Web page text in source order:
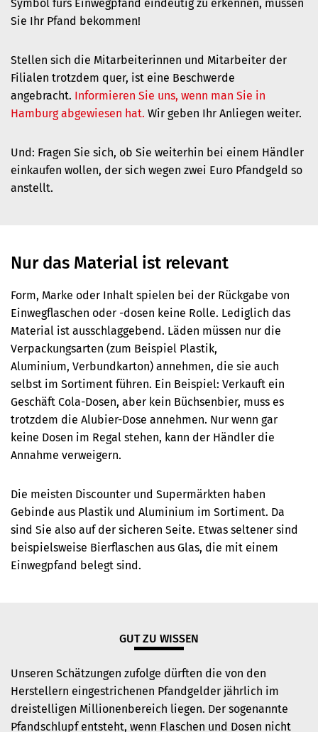
Symbol fürs Einwegpfand eindeutig zu erkennen, müssen
Sie Ihr Pfand bekommen!
Stellen sich die Mitarbeiterinnen und Mitarbeiter der
Filialen trotzdem quer, ist eine Beschwerde
angebracht. Informieren Sie uns, wenn man Sie in
Hamburg abgewiesen hat. Wir geben Ihr Anliegen weiter.
Und: Fragen Sie sich, ob Sie weiterhin bei einem Händler
einkaufen wollen, der sich wegen zwei Euro Pfandgeld so
anstellt.
Nur das Material ist relevant
Form, Marke oder Inhalt spielen bei der Rückgabe von
Einwegflaschen oder -dosen keine Rolle. Lediglich das
Material ist ausschlaggebend. Läden müssen nur die
Verpackungsarten (zum Beispiel Plastik,
Aluminium, Verbundkarton) annehmen, die sie auch
selbst im Sortiment führen. Ein Beispiel: Verkauft ein
Geschäft Cola-Dosen, aber kein Büchsenbier, muss es
trotzdem die Alubier-Dose annehmen. Nur wenn gar
keine Dosen im Regal stehen, kann der Händler die
Annahme verweigern.
Die meisten Discounter und Supermärkten haben
Gebinde aus Plastik und Aluminium im Sortiment. Da
sind Sie also auf der sicheren Seite. Etwas seltener sind
beispielsweise Bierflaschen aus Glas, die mit einem
Einwegpfand belegt sind.
GUT ZU WISSEN
Unseren Schätzungen zufolge dürften die von den
Herstellern eingestrichenen Pfandgelder jährlich im
dreistelligen Millionenbereich liegen. Der sogenannte
Pfandschlupf entsteht, wenn Flaschen und Dosen nicht